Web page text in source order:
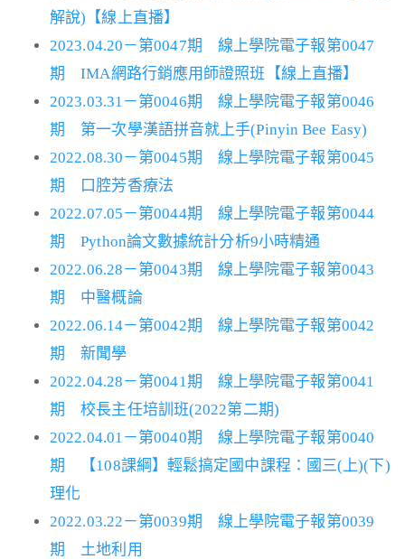
解說)【線上直播】
2023.04.20－第0047期 線上學院電子報第0047
期 IMA網路行銷應用師證照班【線上直播】
2023.03.31－第0046期 線上學院電子報第0046
期 第一次學漢語拼音就上手(Pinyin Bee Easy)
2022.08.30－第0045期 線上學院電子報第0045
期 口腔芳香療法
2022.07.05－第0044期 線上學院電子報第0044
期 Python論文數據統計分析9小時精通
2022.06.28－第0043期 線上學院電子報第0043
期 中醫概論
2022.06.14－第0042期 線上學院電子報第0042
期 新聞學
2022.04.28－第0041期 線上學院電子報第0041
期 校長主任培訓班(2022第二期)
2022.04.01－第0040期 線上學院電子報第0040
期 【108課綱】輕鬆搞定國中課程：國三(上)(下)
理化
2022.03.22－第0039期 線上學院電子報第0039
期 土地利用